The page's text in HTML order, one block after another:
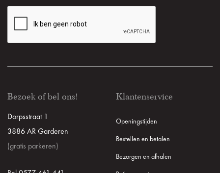
Bezoek of bel ons!
Dorpsstraat 1
3886 AR Garderen
(gratis parkeren)
Klantenservice
Openingstijden
Bestellen en betalen
Bezorgen en afhalen